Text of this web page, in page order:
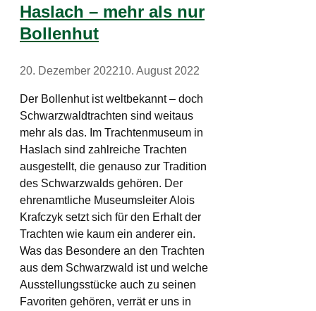
Haslach – mehr als nur
Bollenhut
20. Dezember 202210. August 2022
Der Bollenhut ist weltbekannt – doch
Schwarzwaldtrachten sind weitaus
mehr als das. Im Trachtenmuseum in
Haslach sind zahlreiche Trachten
ausgestellt, die genauso zur Tradition
des Schwarzwalds gehören. Der
ehrenamtliche Museumsleiter Alois
Krafczyk setzt sich für den Erhalt der
Trachten wie kaum ein anderer ein.
Was das Besondere an den Trachten
aus dem Schwarzwald ist und welche
Ausstellungsstücke auch zu seinen
Favoriten gehören, verrät er uns in